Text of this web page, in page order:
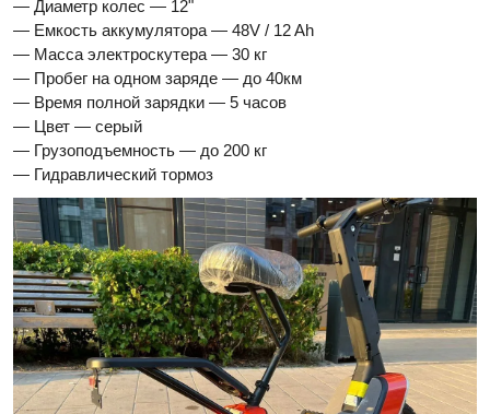
— Диаметр колес — 12"
— Емкость аккумулятора — 48V / 12 Ah
— Масса электроскутера — 30 кг
— Пробег на одном заряде — до 40км
— Время полной зарядки — 5 часов
— Цвет — серый
— Грузоподъемность — до 200 кг
— Гидравлический тормоз